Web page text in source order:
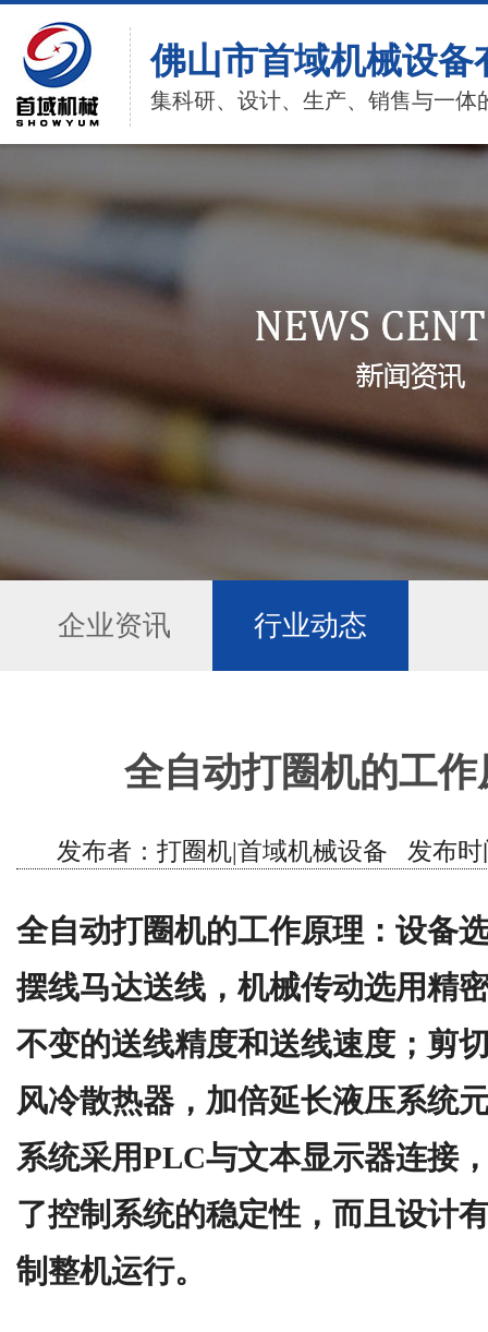
佛山市首域机械设备
集科研、设计、生产、销售与一体
企业资讯 行业动态
全自动打圈机的工
发布者：打圈机|首域机械设备 发布
全自动打圈机的工作原理：设备
摆线马达送线，机械传动选用精
不变的送线精度和送线速度；剪
风冷散热器，加倍延长液压系统
系统采用PLC与文本显示器连接
了控制系统的稳定性，而且设计
制整机运行。